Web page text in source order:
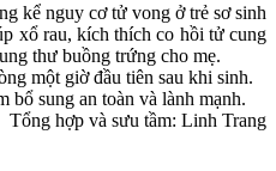
kể nguy cơ tử vong ở trẻ sơ sinh
xổ rau, kích thích co hồi tử cung
thư buồng trứng cho mẹ.
một giờ đầu tiên sau khi sinh.
sung an toàn và lành mạnh.
Tổng hợp và sưu tầm: Linh Trang